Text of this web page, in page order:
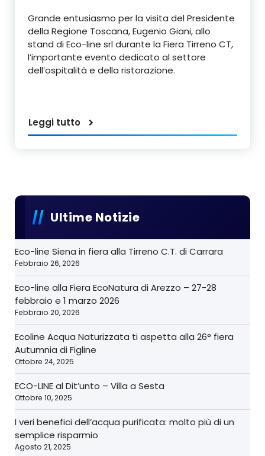
Grande entusiasmo per la visita del Presidente
della Regione Toscana, Eugenio Giani, allo
stand di Eco-line srl durante la Fiera Tirreno CT,
l’importante evento dedicato al settore
dell’ospitalità e della ristorazione.
Leggi tutto
Ultime Notizie
Eco-line Siena in fiera alla Tirreno C.T. di Carrara
Febbraio 26, 2026
Eco-line alla Fiera EcoNatura di Arezzo – 27-28
febbraio e 1 marzo 2026
Febbraio 20, 2026
Ecoline Acqua Naturizzata ti aspetta alla 26° fiera
Autumnia di Figline
Ottobre 24, 2025
ECO-LINE al Dit’unto – Villa a Sesta
Ottobre 10, 2025
I veri benefici dell’acqua purificata: molto più di un
semplice risparmio
Agosto 21, 2025